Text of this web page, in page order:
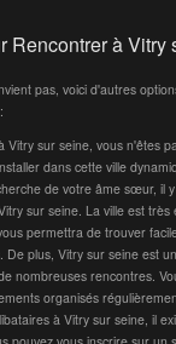
Rencontrer à Vitry
pas, voici d'autres
Vitry sur seine, vous n'êtes
dans cette ville
de votre âme sœur, il
sur seine. La ville est
permettra de trouver
plus, Vitry sur seine est
nombreuses rencontres.
organisés
à Vitry sur seine, il